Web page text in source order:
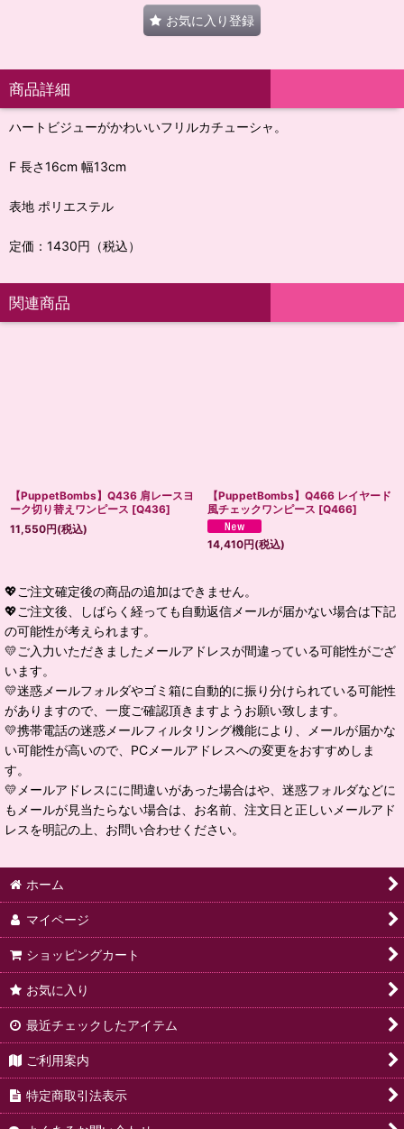
お気に入り登録
商品詳細
ハートビジューがかわいいフリルカチューシャ。
F 長さ16cm 幅13cm
表地 ポリエステル
定価：1430円（税込）
関連商品
【PuppetBombs】Q436 肩レースヨ
ーク切り替えワンピース [Q436]
11,550円(税込)
【PuppetBombs】Q466 レイヤード
風チェックワンピース [Q466]
14,410円(税込)
💖ご注文確定後の商品の追加はできません。
💖ご注文後、しばらく経っても自動返信メールが届かない場合は下記
の可能性が考えられます。
💛ご入力いただきましたメールアドレスが間違っている可能性がござ
います。
💛迷惑メールフォルダやゴミ箱に自動的に振り分けられている可能性
がありますので、一度ご確認頂きますようお願い致します。
💛携帯電話の迷惑メールフィルタリング機能により、メールが届かな
い可能性が高いので、PCメールアドレスへの変更をおすすめしま
す。
💛メールアドレスにに間違いがあった場合はや、迷惑フォルダなどに
もメールが見当たらない場合は、お名前、注文日と正しいメールアド
レスを明記の上、お問い合わせください。
ホーム
マイページ
ショッピングカート
お気に入り
最近チェックしたアイテム
ご利用案内
特定商取引法表示